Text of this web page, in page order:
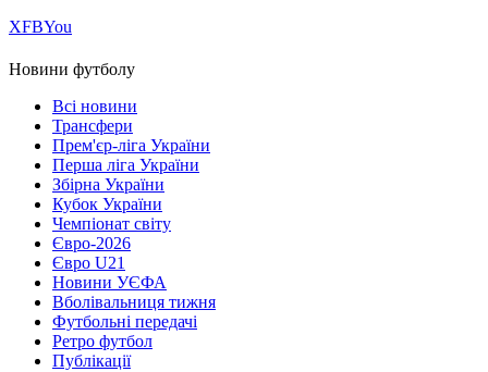
ХFBYou
Новини футболу
Всі новини
Трансфери
Прем'єр-ліга України
Перша ліга України
Збірна України
Кубок України
Чемпіонат світу
Євро-2026
Євро U21
Новини УЄФА
Вболівальниця тижня
Футбольні передачі
Ретро футбол
Публікації